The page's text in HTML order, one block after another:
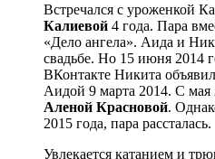
Встречался с уроженкой
Калиевой 4 года. Пара
«Дело ангела». Аида и
свадьбе. Но 15 июня 2014
ВКонтакте Никита
Аидой 9 марта 2014. С мая
Аленой Красновой.
2015 года, пара рассталась.
Увлекается катанием и